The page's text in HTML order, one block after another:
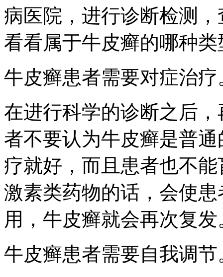
病医院，进行诊断检测
看看属于牛皮癣的哪种类
牛皮癣患者需要对症治疗
在进行科学的诊断之后
者不要认为牛皮癣是普
疗就好，而且患者也不
激素类药物的话，会使
用，牛皮癣就会再次复发
牛皮癣患者需要自我调节